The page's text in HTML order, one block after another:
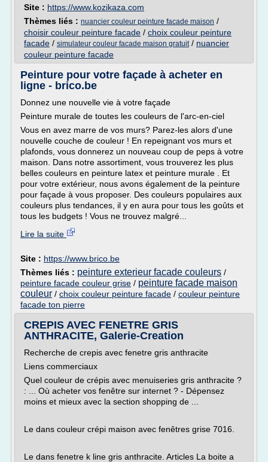
Site : https://www.kozikaza.com
Thèmes liés : nuancier couleur peinture facade maison /
choisir couleur peinture facade / choix couleur peinture
facade / simulateur couleur facade maison gratuit/ nuancier
couleur peinture facade
Peinture pour votre façade à acheter en
ligne - brico.be
Donnez une nouvelle vie à votre façade
Peinture murale de toutes les couleurs de l'arc-en-ciel
Vous en avez marre de vos murs? Parez-les alors d'une
nouvelle couche de couleur ! En repeignant vos murs et
plafonds, vous donnerez un nouveau coup de peps à votre
maison. Dans notre assortiment, vous trouverez les plus
belles couleurs en peinture latex et peinture murale . Et
pour votre extérieur, nous avons également de la peinture
pour façade à vous proposer. Des couleurs populaires aux
couleurs plus tendances, il y en aura pour tous les goûts et
tous les budgets ! Vous ne trouvez malgré...
Lire la suite
Site : https://www.brico.be
Thèmes liés : peinture exterieur facade couleurs /
peinture facade couleur grise / peinture facade maison
couleur / choix couleur peinture facade / couleur peinture
facade ton pierre
CREPIS AVEC FENETRE GRIS
ANTHRACITE, Galerie-Creation
Recherche de crepis avec fenetre gris anthracite
Liens commerciaux
Quel couleur de crépis avec menuiseries gris anthracite ?
: ... Où acheter vos fenêtre sur internet ? - Dépensez
moins et mieux avec la section shopping de ...
Le dans couleur crépi maison avec fenêtres grise 7016.
Le dans fenetre k line gris anthracite. Articles La boite a